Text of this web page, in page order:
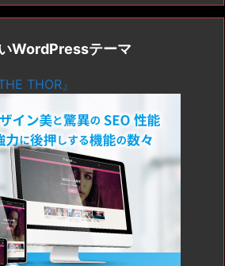
WordPressテーマ
THOR』